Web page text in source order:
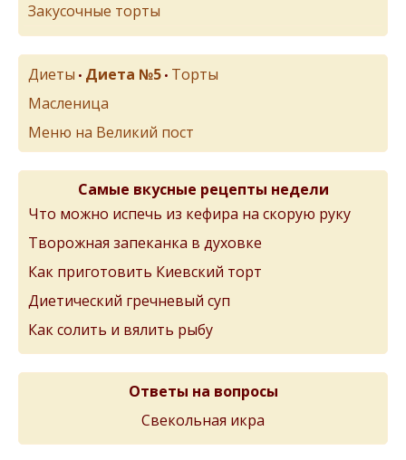
Закусочные торты
Диеты • Диета №5 • Торты
Масленица
Меню на Великий пост
Самые вкусные рецепты недели
Что можно испечь из кефира на скорую руку
Творожная запеканка в духовке
Как приготовить Киевский торт
Диетический гречневый суп
Как солить и вялить рыбу
Ответы на вопросы
Свекольная икра